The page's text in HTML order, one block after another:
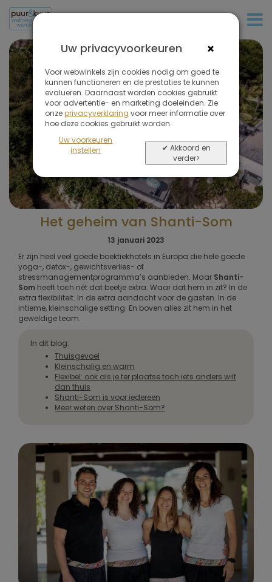
Het geheim van Shanti-Som
13 januari 2023
Er zijn heel veel goede boektiekhotels in Europa die hele goede
yoga-, detox-, gewichtsverlies- of
stressmanagementprogramma’s aanbieden. Maar Shanti-
Som heeft toch nét dat beetje extra. Waar dat hem in zit? In de
extra flexibiliteit. In de extra aandacht voor de gasten. In de
intieme, kleinschalige setting. En boven alles zit hem in het
geweldige team.
In dit blog:
Thuisgevoel
Kleinschalig en warm
Flexibel: ook als je ter plaatse toch iets anders wilt
dan thuis
Shanti-Som is voor iedereen
Meer weten over Shanti-Som?
×
Uw privacyvoorkeuren
Voor webwinkels zijn cookies nodig om goed te
kunnen functioneren en de prestaties te kunnen
evalueren. Daarnaast worden cookies gebruikt
voor advertentie- en marketing doeleinden. Zie
onzeprivacyverklaring voor meer informatie over
hoe deze cookies gebruikt worden.
Uw voorkeuren
instellen
✔ Akkoord en
verder>